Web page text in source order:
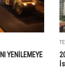
YENİLEMEYE